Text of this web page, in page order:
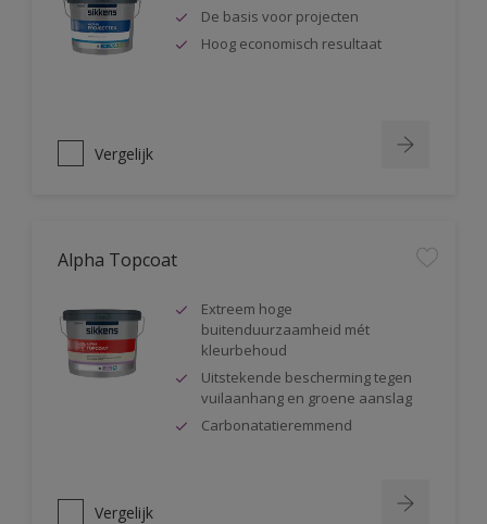
De basis voor projecten
Hoog economisch resultaat
Vergelijk
Alpha Topcoat
Extreem hoge
buitenduurzaamheid mét
kleurbehoud
Uitstekende bescherming tegen
vuilaanhang en groene aanslag
Carbonatatieremmend
Vergelijk